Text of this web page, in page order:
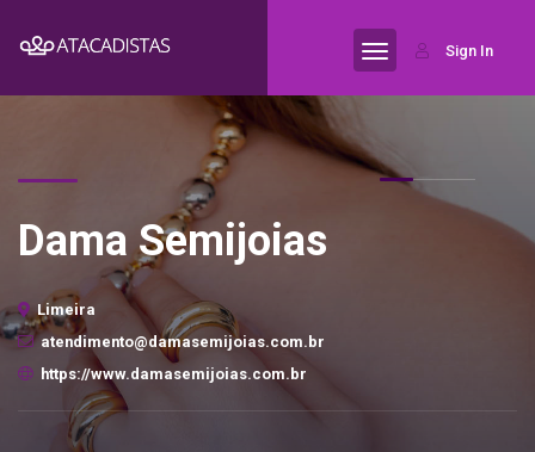
Sign In
Dama Semijoias
Limeira
atendimento@damasemijoias.com.br
https://www.damasemijoias.com.br